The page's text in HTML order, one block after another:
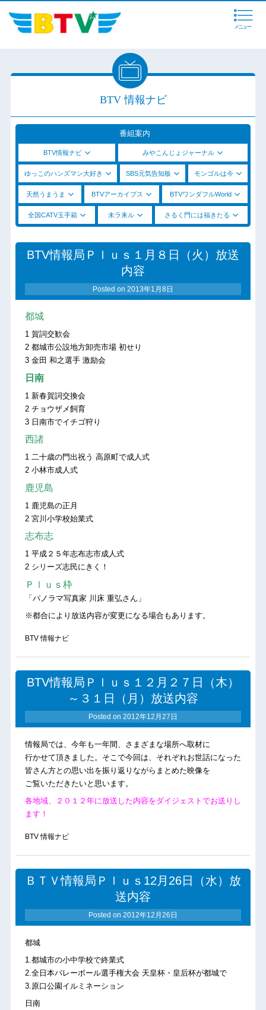
メニュー
BTV 情報ナビ
番組案内
BTV情報ナビ みやこんじょジャーナル
ゆっこのハンズマン大好き SBS元気告知板 モンゴルは今
天然うまうま BTVアーカイブス BTVワンダフルWorld
全国CATV玉手箱 未ラ来ル さるく門には福きたる
BTV情報局Ｐｌｕｓ１月８日（火）放送
内容
Posted on 2013年1月8日
都城
1 賀詞交歓会
2 都城市公設地方卸売市場 初せり
3 金田 和之選手 激励会
日南
1 新春賀詞交換会
2 チョウザメ飼育
3 日南市でイチゴ狩り
西諸
1 二十歳の門出祝う 高原町で成人式
2 小林市成人式
鹿児島
1 鹿児島の正月
2 宮川小学校始業式
志布志
1 平成２５年志布志市成人式
2 シリーズ志民にきく！
Ｐｌｕｓ枠
「パノラマ写真家 川床 重弘さん」
※都合により放送内容が変更になる場合もあります。
BTV 情報ナビ
BTV情報局Ｐｌｕｓ１２月２７日（木）
～３１日（月）放送内容
Posted on 2012年12月27日
情報局では、今年も一年間、さまざまな場所へ取材に
行かせて頂きました。そこで今回は、それぞれお世話になった
皆さん方との思い出を振り返りながらまとめた映像を
ご覧いただきたいと思います。
各地域、２０１２年に放送した内容をダイジェストでお送りし
ます！
BTV 情報ナビ
ＢＴＶ情報局Ｐｌｕｓ12月26日（水）放
送内容
Posted on 2012年12月26日
都城
1.都城市の小中学校で終業式
2.全日本バレーボール選手権大会 天皇杯・皇后杯が都城で
3.原口公園イルミネーション
日南